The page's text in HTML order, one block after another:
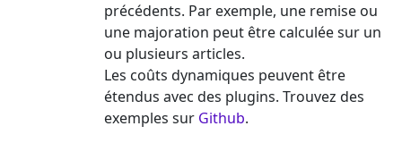
précédents. Par exemple, une remise ou
une majoration peut être calculée sur un
ou plusieurs articles.
Les coûts dynamiques peuvent être
étendus avec des plugins. Trouvez des
exemples sur Github.